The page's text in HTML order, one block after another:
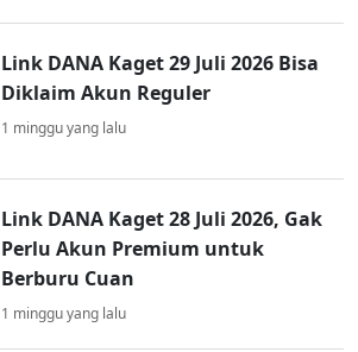
Link DANA Kaget 29 Juli 2026 Bisa
Diklaim Akun Reguler
1 minggu yang lalu
Link DANA Kaget 28 Juli 2026, Gak
Perlu Akun Premium untuk
Berburu Cuan
1 minggu yang lalu